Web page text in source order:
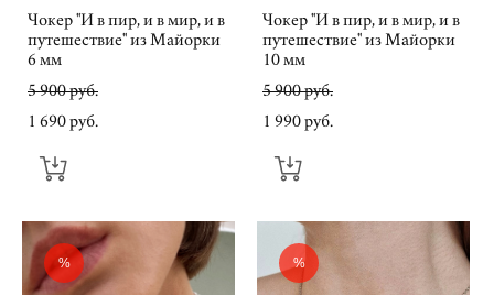
Чокер "И в пир, и в мир, и в
путешествие" из Майорки
6 мм
5 900 pуб.
1 690 pуб.
Чокер "И в пир, и в мир, и в
путешествие" из Майорки
10 мм
5 900 pуб.
1 990 pуб.
% %